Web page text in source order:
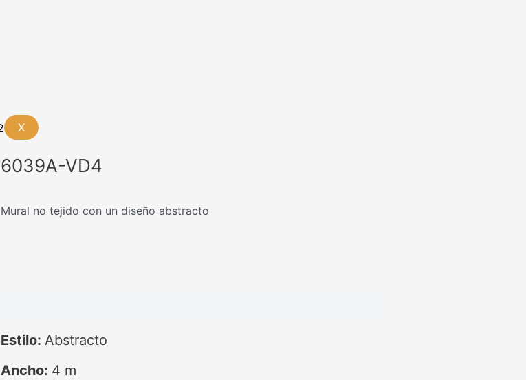
X
6039A-VD4
Mural no tejido con un diseño abstracto
Estilo: Abstracto
Ancho: 4 m